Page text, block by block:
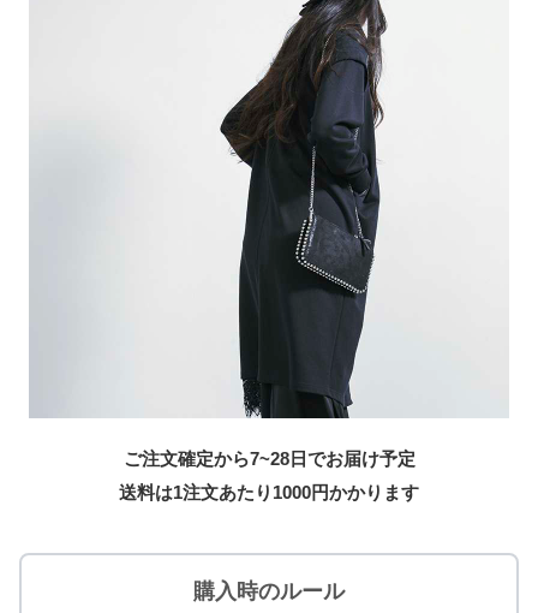
ご注文確定から7~28日でお届け予定
送料は1注文あたり 1000円かかります
購入時のルール